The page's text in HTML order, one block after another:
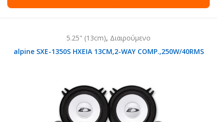
5.25" (13cm), Διαιρούμενο
alpine SXE-1350S HXEIA 13CM,2-WAY COMP.,250W/40RMS